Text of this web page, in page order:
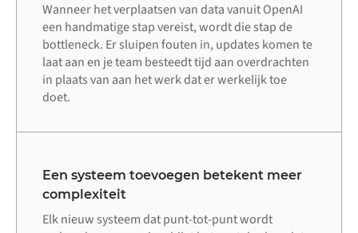
Wanneer het verplaatsen van data vanuit OpenAI
een handmatige stap vereist, wordt die stap de
bottleneck. Er sluipen fouten in, updates komen te
laat aan en je team besteedt tijd aan overdrachten
in plaats van aan het werk dat er werkelijk toe
doet.
Een systeem toevoegen betekent meer
complexiteit
Elk nieuw systeem dat punt-tot-punt wordt